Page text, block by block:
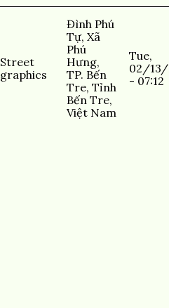
Street
graphics
Đình Phú
Tự, Xã
Phú
Hưng,
TP. Bến
Tre, Tỉnh
Bến Tre,
Việt Nam
Tue,
02/13/
- 07:12